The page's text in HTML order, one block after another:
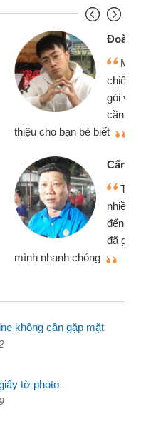
gấp nên định cầm cố
nhưng thật may đã có
CMND online không
rất tiện lợi, sẽ giới
- Tạp hóa
buôn bán nhỏ lẻ
vốn nhập hàng, nhờ biết
bạn bè giới thiệu tôi
công việc của
không cần gặp mặt
tờ photo